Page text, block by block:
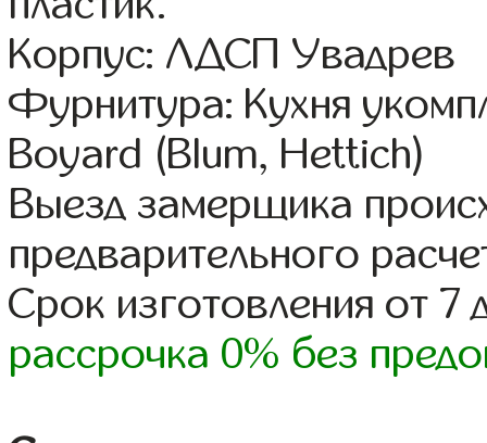
Корпус: ЛДСП Увадрев
Фурнитура: Кухня
Boyard (Blum, Hettich)
Выезд замерщика
предварительного
Срок изготовления от 7
рассрочка 0% без